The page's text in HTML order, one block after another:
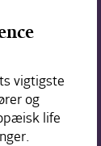
vigtigste
og
life